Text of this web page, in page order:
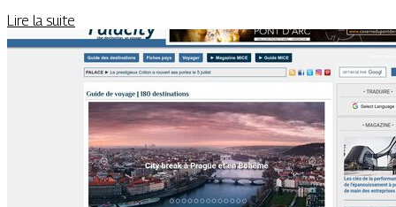
Lire la suite